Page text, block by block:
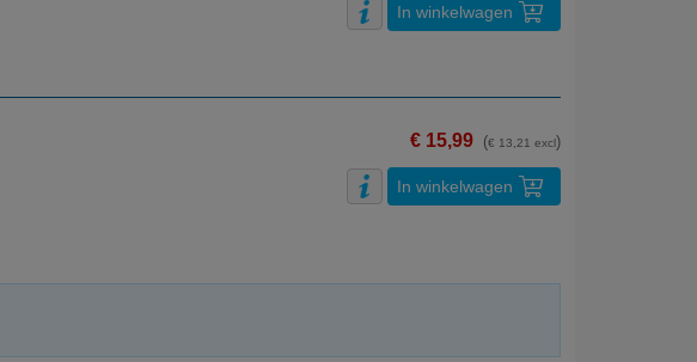
In winkelwagen
€ 15,99 (€ 13,21 excl)
In winkelwagen